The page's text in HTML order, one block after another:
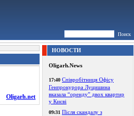
Поиск
Oligarh.net
НОВОСТИ
Oligarh.News
17:40 Співробітниця Офісу
Генпрокурора Луцишина
вказала “оренду” двох квартир
у Києві
09:31 Після скандалу з